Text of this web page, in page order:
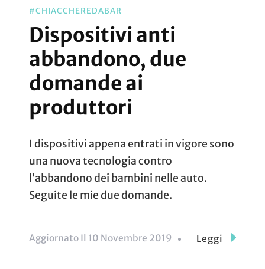
#CHIACCHEREDABAR
Dispositivi anti
abbandono, due
domande ai
produttori
I dispositivi appena entrati in vigore sono
una nuova tecnologia contro
l’abbandono dei bambini nelle auto.
Seguite le mie due domande.
Aggiornato Il 10 Novembre 2019 Leggi